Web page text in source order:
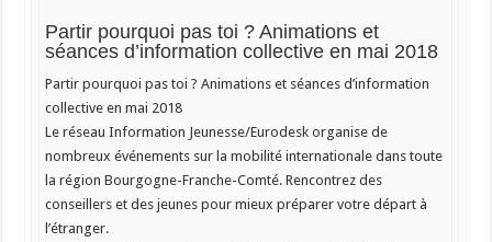
​Partir pourquoi pas toi ? Animations et
séances d’information collective en mai 2018
Partir pourquoi pas toi ? Animations et séances d’information
collective en mai 2018
Le réseau Information Jeunesse/Eurodesk organise de
nombreux événements sur la mobilité internationale dans toute
la région Bourgogne-Franche-Comté. Rencontrez des
conseillers et des jeunes pour mieux préparer votre départ à
l’étranger.